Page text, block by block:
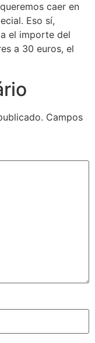
caer en
Eso sí,
el importe del
a 30 euros, el
Campos